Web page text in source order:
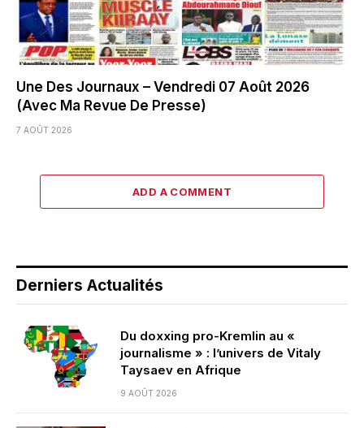
Une Des Journaux – Vendredi 07 Août 2026
(Avec Ma Revue De Presse)
7 AOÛT 2026
ADD A COMMENT
Derniers Actualités
Du doxxing pro-Kremlin au «
journalisme » : l’univers de Vitaly
Taysaev en Afrique
9 AOÛT 2026